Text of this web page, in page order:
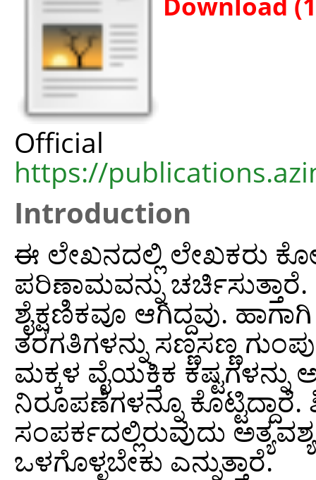
https://
Introduction
ಈ ಲೇಖನದಲ್ಲಿ ಲೇಖಕರು
ಪರಿಣಾಮವನ್ನು
ಶೈಕ್ಷಣಿಕವೂ ಆಗಿದ್ದವು.
ತರಗತಿಗಳನ್ನು ಸಣ್ಣಸಣ್ಣ
ಮಕ್ಕಳ ವೈಯಕ್ತಿಕ ಕಷ್ಟಗಳನ್ನು
ನಿರೂಪಣೆಗಳನ್ನೂ
ಸಂಪರ್ಕದಲ್ಲಿರುವುದು
ಒಳಗೊಳ್ಳಬೇಕು ಎನ್ನುತ್ತಾರೆ.